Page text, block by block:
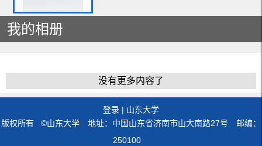
我的相册
没有更多内容了
登录 | 山东大学
版权所有 ©山东大学 地址：中国山东省济南市山大南路27号 邮编：
250100